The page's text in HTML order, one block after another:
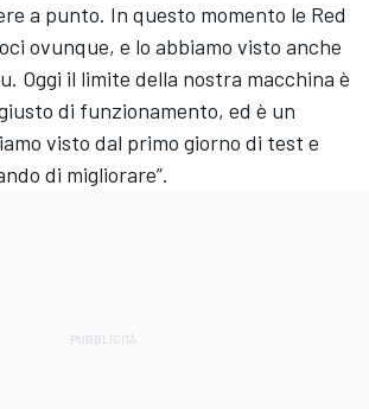
a punto. In questo momento le Red
ovunque, e lo abbiamo visto anche
Oggi il limite della nostra macchina è
di funzionamento, ed è un
visto dal primo giorno di test e
di migliorare”.